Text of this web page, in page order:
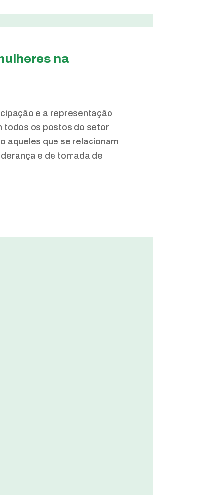
na
e a representação
todos os postos do setor
aqueles que se relacionam
e de tomada de